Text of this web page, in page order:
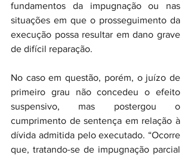
fundamentos da impugnação ou nas
situações em que o prosseguimento da
execução possa resultar em dano grave
de difícil reparação.
No caso em questão, porém, o juízo de
primeiro grau não concedeu o efeito
suspensivo, mas postergou o
cumprimento de sentença em relação à
dívida admitida pelo executado. “Ocorre
que, tratando-se de impugnação parcial